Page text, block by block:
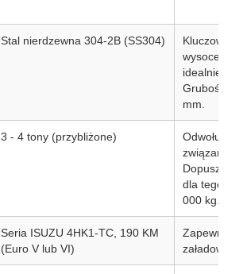
Stal nierdzewna 304-2B (SS304)
Kluczowa
wysoce
idealnie
Grubość
mm.
3 - 4 tony (przybliżone)
Odwołuje
dla tego
000 kg.
Seria ISUZU 4HK1-TC, 190 KM
(Euro V lub VI)
Zapewnia